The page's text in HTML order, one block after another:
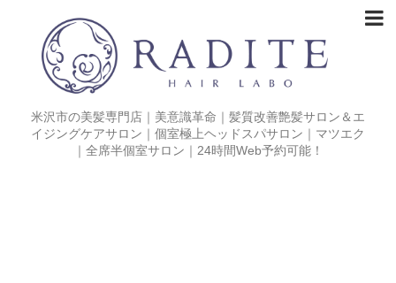
米沢市の美髪専門店｜美意識革命｜髪質改善艶髪サロン＆エ
イジングケアサロン｜個室極上ヘッドスパサロン｜マツエク
｜全席半個室サロン｜24時間Web予約可能！